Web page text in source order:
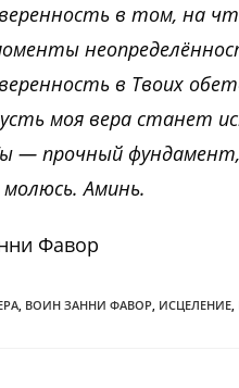
в том, на
в Твоих
моя вера станет
— прочный
молюсь. Аминь.
Фавор
, ВОИН ЗАННИ ФАВОР, ИСЦЕЛЕНИЕ,